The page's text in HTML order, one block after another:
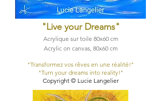
"Live your Dreams"
Acrylique sur toile 80x60​ cm
Acrylic on canvas, 80x60​ cm
"Transformez vos rêves en une réalité!"
"Turn your dreams into reality!"
Copyright © Lucie Langelier​